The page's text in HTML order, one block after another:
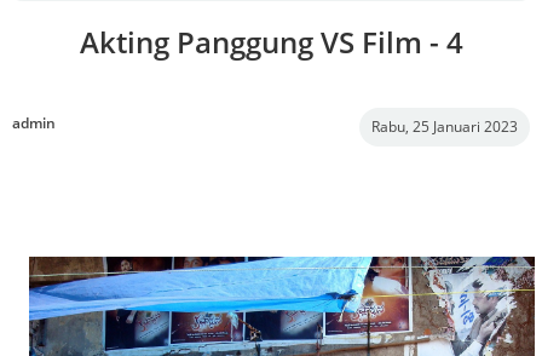
Akting Panggung VS Film - 4
admin Rabu, 25 Januari 2023